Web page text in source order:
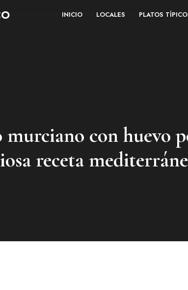
INICIO LOCALES PLATOS
murciano con huevo
receta